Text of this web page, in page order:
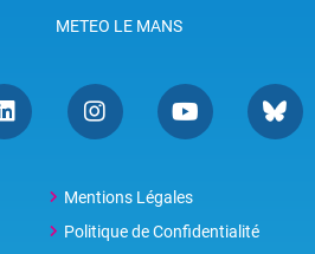
METEO LE MANS
Mentions Légales
Politique de Confidentialité